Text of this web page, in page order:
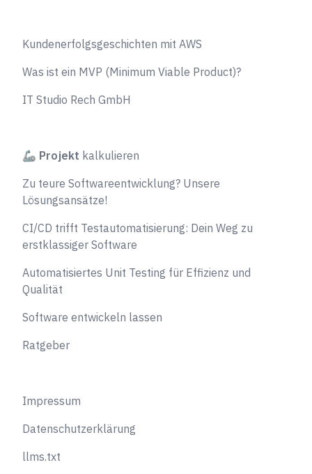
Kundenerfolgsgeschichten mit AWS
Was ist ein MVP (Minimum Viable Product)?
IT Studio Rech GmbH
🦾 Projekt kalkulieren
Zu teure Softwareentwicklung? Unsere
Lösungsansätze!
CI/CD trifft Testautomatisierung: Dein Weg zu
erstklassiger Software
Automatisiertes Unit Testing für Effizienz und
Qualität
Software entwickeln lassen
Ratgeber
Impressum
Datenschutzerklärung
llms.txt